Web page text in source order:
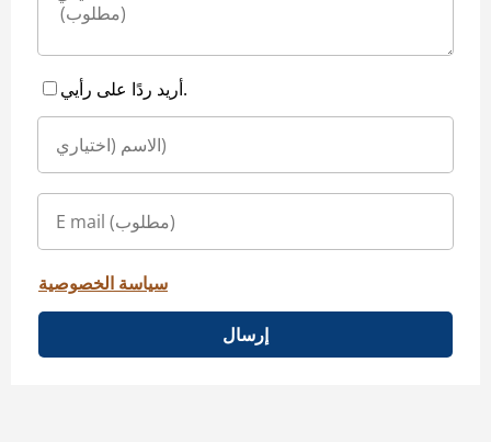
أريد ردًا على رأيي.
سياسة الخصوصية
إرسال